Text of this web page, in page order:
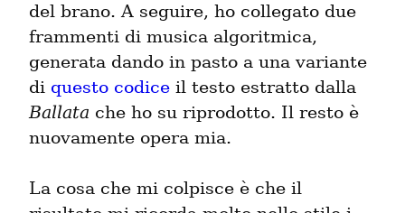
del brano. A seguire, ho collegato due
frammenti di musica algoritmica,
generata dando in pasto a una variante
di questo codice
Ballata che ho su riprodotto. Il resto è
nuovamente opera mia.
La cosa che mi colpisce è che il